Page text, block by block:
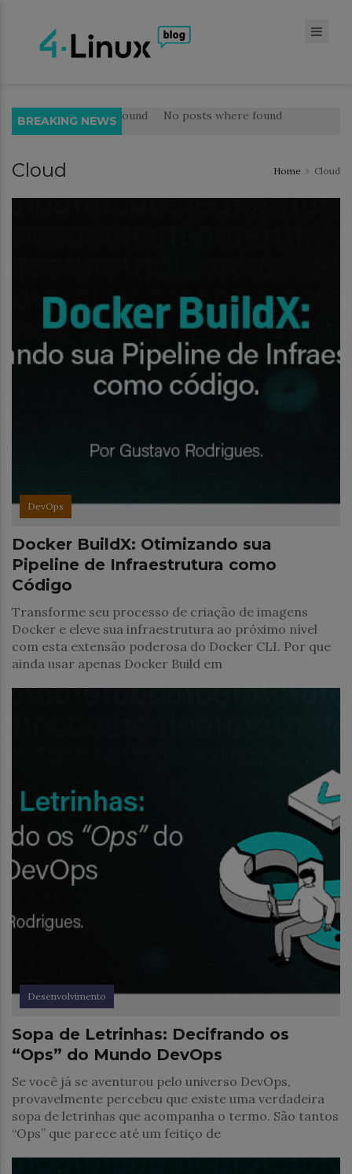
BREAKING NEWS
No posts where found No posts where found
Cloud Home Cloud
DevOps
Docker BuildX: Otimizando sua
Pipeline de Infraestrutura como
Código
Transforme seu processo de criação de imagens
Docker e eleve sua infraestrutura ao próximo nível
com esta extensão poderosa do Docker CLI. Por que
ainda usar apenas Docker Build em
Desenvolvimento
Sopa de Letrinhas: Decifrando os
“Ops” do Mundo DevOps
Se você já se aventurou pelo universo DevOps,
provavelmente percebeu que existe uma verdadeira
sopa de letrinhas que acompanha o termo. São tantos
“Ops” que parece até um feitiço de